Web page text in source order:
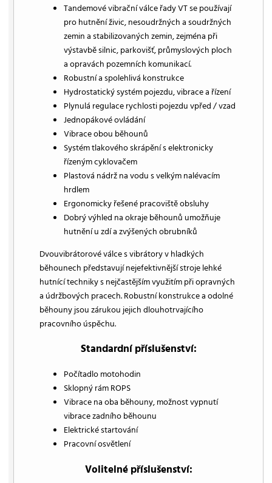
Tandemové vibrační válce řady VT se používají
pro hutnění živic, nesoudržných a soudržných
zemin a stabilizovaných zemin, zejména při
výstavbě silnic, parkovišť, průmyslových ploch
a opravách pozemních komunikací.
Robustní a spolehlivá konstrukce
Hydrostatický systém pojezdu, vibrace a řízení
Plynulá regulace rychlosti pojezdu vpřed / vzad
Jednopákové ovládání
Vibrace obou běhounů
Systém tlakového skrápění s elektronicky
řízeným cyklovačem
Plastová nádrž na vodu s velkým nalévacím
hrdlem
Ergonomicky řešené pracoviště obsluhy
Dobrý výhled na okraje běhounů umožňuje
hutnění u zdí a zvýšených obrubníků
Dvouvibrátorové válce s vibrátory v hladkých
běhounech představují nejefektivnější stroje lehké
hutnící techniky s nejčastějším využitím při opravných
a údržbových pracech. Robustní konstrukce a odolné
běhouny jsou zárukou jejich dlouhotrvajícího
pracovního úspěchu.
Standardní příslušenství:
Počítadlo motohodin
Sklopný rám ROPS
Vibrace na oba běhouny, možnost vypnutí
vibrace zadního běhounu
Elektrické startování
Pracovní osvětlení
Volitelné příslušenství: